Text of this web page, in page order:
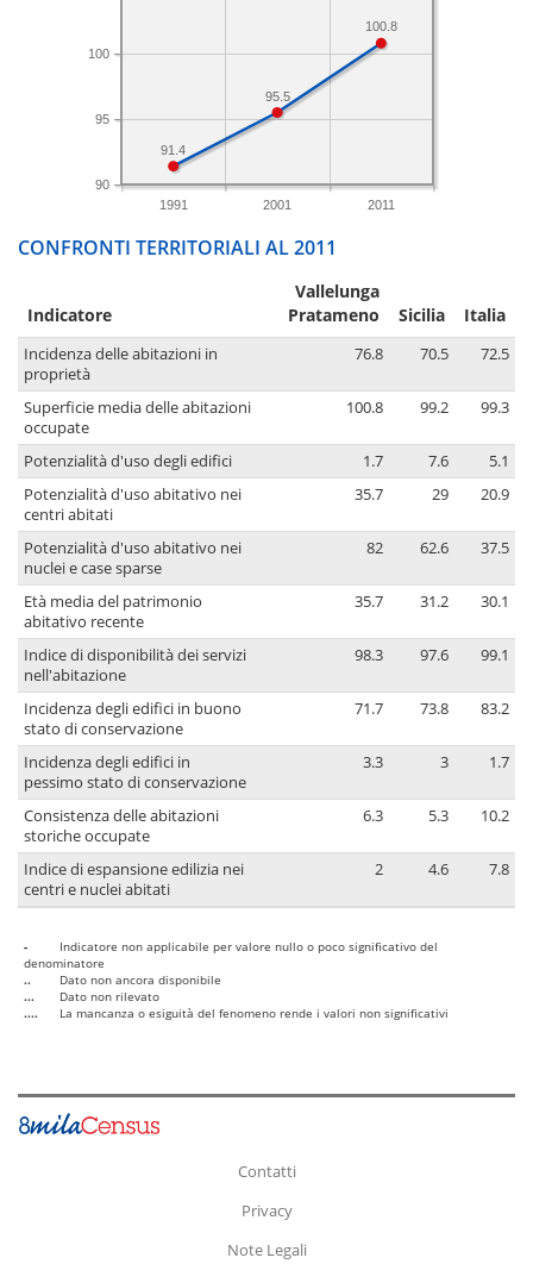
1991 2001 2011
90
95
100
100.8
95.5
91.4
CONFRONTI TERRITORIALI AL 2011
Indicatore
Vallelunga
Pratameno
Sicilia Italia
Incidenza delle abitazioni in
proprietà
76.8 70.5 72.5
Superficie media delle abitazioni
occupate
100.8 99.2 99.3
Potenzialità d'uso degli edifici 1.7 7.6
5.1
Potenzialità d'uso abitativo nei
centri abitati
35.7 29 20.9
Potenzialità d'uso abitativo nei
nuclei e case sparse
82 62.6 37.5
Età media del patrimonio
abitativo recente
35.7 31.2 30.1
Indice di disponibilità dei servizi
nell'abitazione
98.3 97.6 99.1
Incidenza degli edifici in buono
stato di conservazione
71.7 73.8 83.2
Incidenza degli edifici in
pessimo stato di conservazione
3.3 3 1.7
Consistenza delle abitazioni
storiche occupate
6.3 5.3 10.2
Indice di espansione edilizia nei
centri e nuclei abitati
2 4.6 7.8
-
Indicatore non applicabile per valore nullo o poco significativo del
denominatore
..
Dato non ancora disponibile
...
Dato non rilevato
....
La mancanza o esiguità del fenomeno rende i valori non significativi
Contatti
Privacy
Note Legali